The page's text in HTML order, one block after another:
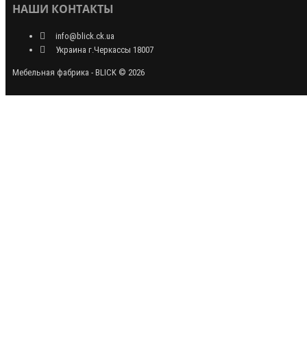
НАШИ КОНТАКТЫ
info@blick.ck.ua
Украина г.Черкассы 18007
Мебельная фабрика - BLICK © 2026